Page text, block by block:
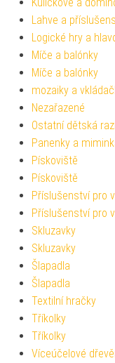
Lahve a
Logické hry a
Míče a balónky
Míče a balónky
mozaiky a
Nezařazené
Ostatní dětská
Panenky a
Pískoviště
Pískoviště
Příslušenství pro
Příslušenství pro
Skluzavky
Skluzavky
Šlapadla
Šlapadla
Textilní hračky
Tříkolky
Tříkolky
Víceúčelové